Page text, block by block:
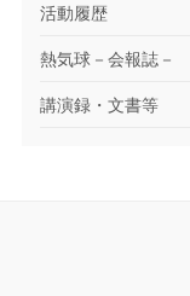
活動履歴
熱気球－会報誌－
講演録・文書等